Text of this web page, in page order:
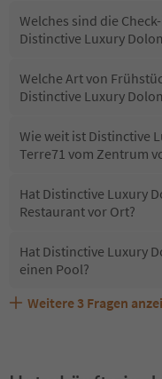
Welches sind die
Distinctive Luxury
Welche Art von
Distinctive Luxury
Wie weit ist Distinctive
Terre71 vom Zentrum
Hat Distinctive Luxury
Restaurant vor Ort?
Hat Distinctive Luxury
einen Pool?
Sind Haustiere in der
Welche Services bietet
Erhalten die Gäste von
Weitere 3 Fragen